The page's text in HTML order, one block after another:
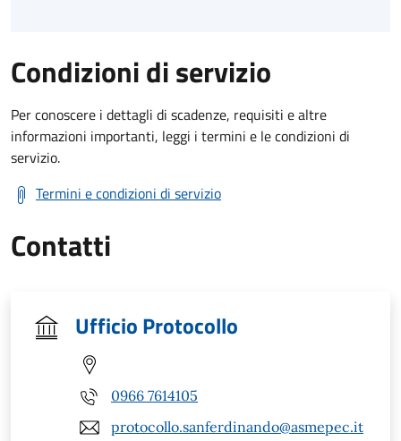
Condizioni di servizio
Per conoscere i dettagli di scadenze, requisiti e altre
informazioni importanti, leggi i termini e le condizioni di
servizio.
Termini e condizioni di servizio
Contatti
Ufficio Protocollo
0966 7614105
protocollo.sanferdinando@asmepec.it